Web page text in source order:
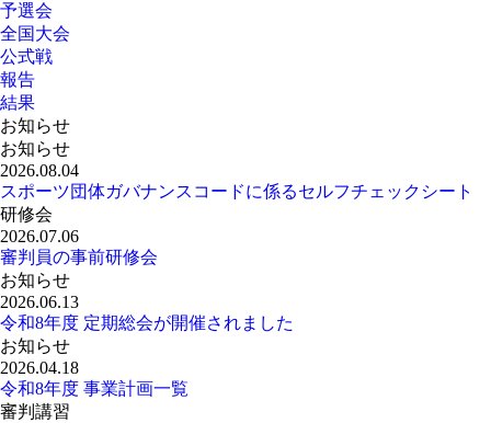
予選会
全国大会
公式戦
報告
結果
お知らせ
お知らせ
2026.08.04
スポーツ団体ガバナンスコードに係るセルフチェックシート
研修会
2026.07.06
審判員の事前研修会
お知らせ
2026.06.13
令和8年度 定期総会が開催されました
お知らせ
2026.04.18
令和8年度 事業計画一覧
審判講習